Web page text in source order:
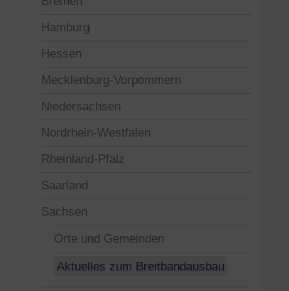
Hamburg
Hessen
Mecklenburg-Vorpommern
Niedersachsen
Nordrhein-Westfalen
Rheinland-Pfalz
Saarland
Sachsen
Orte und Gemeinden
Aktuelles zum Breitbandausbau